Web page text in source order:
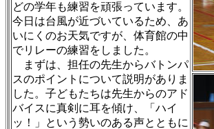
どの学年も練習を頑張っています。
今日は台風が近づいているため、あ
いにくのお天気ですが、体育館の中
でリレーの練習をしました。
まずは、担任の先生からバトンパ
スのポイントについて説明がありま
した。子どもたちは先生からのアド
バイスに真剣に耳を傾け、「ハイ
ッ！」という勢いのある声とともに